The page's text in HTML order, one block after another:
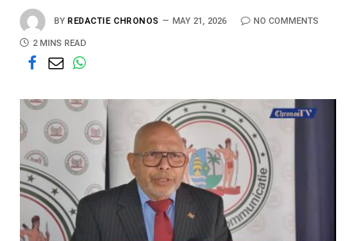
BY REDACTIE CHRONOS MAY 21, 2026 NO COMMENTS
2 MINS READ